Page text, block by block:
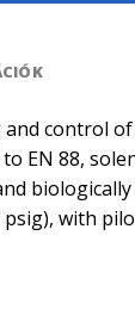
control
EN 88,
psig), with